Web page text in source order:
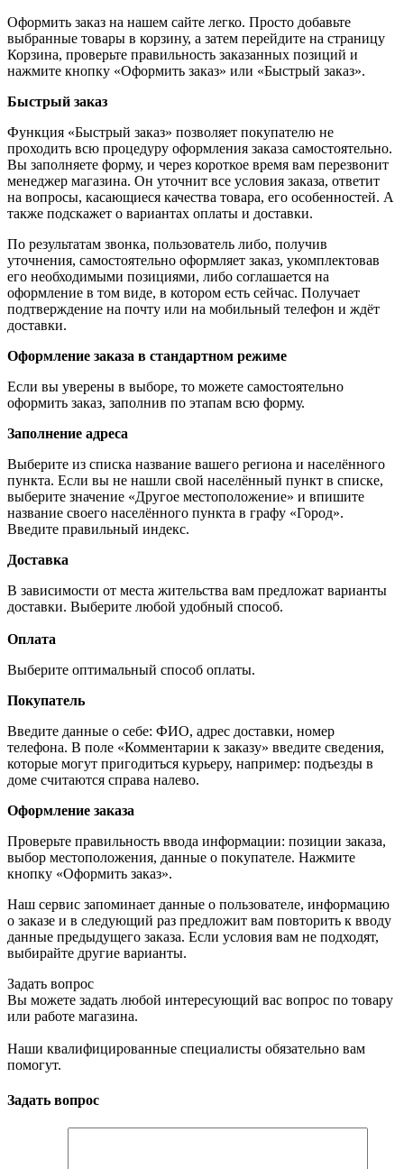
Оформить заказ на нашем сайте легко. Просто добавьте
выбранные товары в корзину, а затем перейдите на страницу
Корзина, проверьте правильность заказанных позиций и
нажмите кнопку «Оформить заказ» или «Быстрый заказ».
Быстрый заказ
Функция «Быстрый заказ» позволяет покупателю не
проходить всю процедуру оформления заказа самостоятельно.
Вы заполняете форму, и через короткое время вам перезвонит
менеджер магазина. Он уточнит все условия заказа, ответит
на вопросы, касающиеся качества товара, его особенностей. А
также подскажет о вариантах оплаты и доставки.
По результатам звонка, пользователь либо, получив
уточнения, самостоятельно оформляет заказ, укомплектовав
его необходимыми позициями, либо соглашается на
оформление в том виде, в котором есть сейчас. Получает
подтверждение на почту или на мобильный телефон и ждёт
доставки.
Оформление заказа в стандартном режиме
Если вы уверены в выборе, то можете самостоятельно
оформить заказ, заполнив по этапам всю форму.
Заполнение адреса
Выберите из списка название вашего региона и населённого
пункта. Если вы не нашли свой населённый пункт в списке,
выберите значение «Другое местоположение» и впишите
название своего населённого пункта в графу «Город».
Введите правильный индекс.
Доставка
В зависимости от места жительства вам предложат варианты
доставки. Выберите любой удобный способ.
Оплата
Выберите оптимальный способ оплаты.
Покупатель
Введите данные о себе: ФИО, адрес доставки, номер
телефона. В поле «Комментарии к заказу» введите сведения,
которые могут пригодиться курьеру, например: подъезды в
доме считаются справа налево.
Оформление заказа
Проверьте правильность ввода информации: позиции заказа,
выбор местоположения, данные о покупателе. Нажмите
кнопку «Оформить заказ».
Наш сервис запоминает данные о пользователе, информацию
о заказе и в следующий раз предложит вам повторить к вводу
данные предыдущего заказа. Если условия вам не подходят,
выбирайте другие варианты.
Задать вопрос
Вы можете задать любой интересующий вас вопрос по товару
или работе магазина.
Наши квалифицированные специалисты обязательно вам
помогут.
Задать вопрос